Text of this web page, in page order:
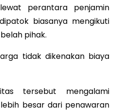
perantara penjamin
biasanya mengikuti
pihak.
tidak dikenakan biaya
tersebut mengalami
besar dari penawaran